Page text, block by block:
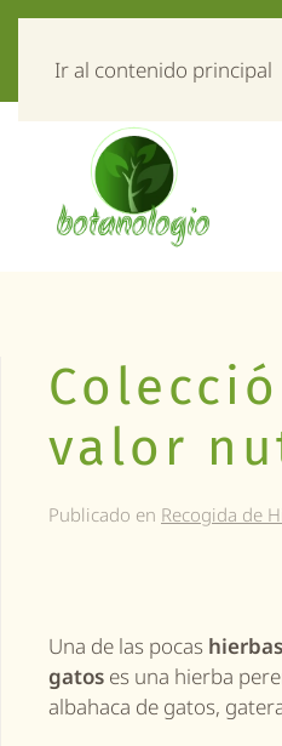
Ir al contenido principal
valor
Publicado en Recogida de
Una de las pocas hierbas
gatos es una hierba
albahaca de gatos,